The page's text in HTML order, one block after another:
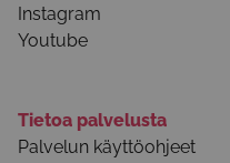
Instagram
Youtube
Tietoa palvelusta
Palvelun käyttöohjeet